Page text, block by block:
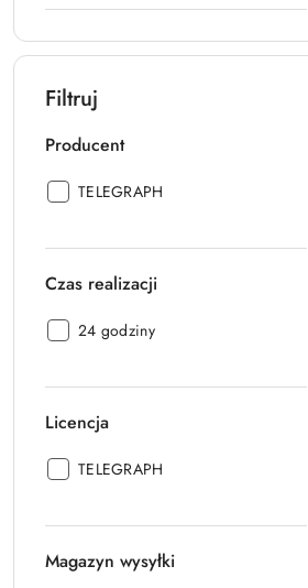
Filtruj
Producent
Producent:
TELEGRAPH
Czas realizacji
Czas
24 godziny
Licencja
Licencja:
TELEGRAPH
Magazyn wysyłki